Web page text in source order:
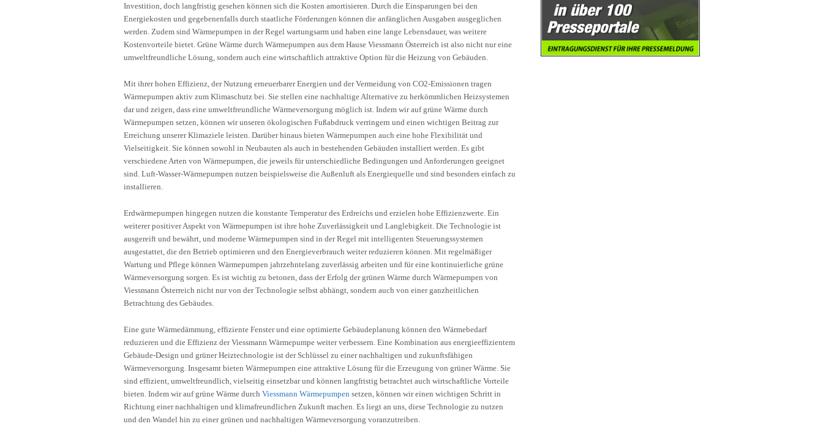
Investition, doch langfristig gesehen können sich die Kosten amortisieren. Durch die Einsparungen bei den
Energiekosten und gegebenenfalls durch staatliche Förderungen können die anfänglichen Ausgaben ausgeglichen
werden. Zudem sind Wärmepumpen in der Regel wartungsarm und haben eine lange Lebensdauer, was weitere
Kostenvorteile bietet. Grüne Wärme durch Wärmepumpen aus dem Hause Viessmann Österreich ist also nicht nur eine
umweltfreundliche Lösung, sondern auch eine wirtschaftlich attraktive Option für die Heizung von Gebäuden.
Mit ihrer hohen Effizienz, der Nutzung erneuerbarer Energien und der Vermeidung von CO2-Emissionen tragen
Wärmepumpen aktiv zum Klimaschutz bei. Sie stellen eine nachhaltige Alternative zu herkömmlichen Heizsystemen
dar und zeigen, dass eine umweltfreundliche Wärmeversorgung möglich ist. Indem wir auf grüne Wärme durch
Wärmepumpen setzen, können wir unseren ökologischen Fußabdruck verringern und einen wichtigen Beitrag zur
Erreichung unserer Klimaziele leisten. Darüber hinaus bieten Wärmepumpen auch eine hohe Flexibilität und
Vielseitigkeit. Sie können sowohl in Neubauten als auch in bestehenden Gebäuden installiert werden. Es gibt
verschiedene Arten von Wärmepumpen, die jeweils für unterschiedliche Bedingungen und Anforderungen geeignet
sind. Luft-Wasser-Wärmepumpen nutzen beispielsweise die Außenluft als Energiequelle und sind besonders einfach zu
installieren.
Erdwärmepumpen hingegen nutzen die konstante Temperatur des Erdreichs und erzielen hohe Effizienzwerte. Ein
weiterer positiver Aspekt von Wärmepumpen ist ihre hohe Zuverlässigkeit und Langlebigkeit. Die Technologie ist
ausgereift und bewährt, und moderne Wärmepumpen sind in der Regel mit intelligenten Steuerungssystemen
ausgestattet, die den Betrieb optimieren und den Energieverbrauch weiter reduzieren können. Mit regelmäßiger
Wartung und Pflege können Wärmepumpen jahrzehntelang zuverlässig arbeiten und für eine kontinuierliche grüne
Wärmeversorgung sorgen. Es ist wichtig zu betonen, dass der Erfolg der grünen Wärme durch Wärmepumpen von
Viessmann Österreich nicht nur von der Technologie selbst abhängt, sondern auch von einer ganzheitlichen
Betrachtung des Gebäudes.
Eine gute Wärmedämmung, effiziente Fenster und eine optimierte Gebäudeplanung können den Wärmebedarf
reduzieren und die Effizienz der Viessmann Wärmepumpe weiter verbessern. Eine Kombination aus energieeffizientem
Gebäude-Design und grüner Heiztechnologie ist der Schlüssel zu einer nachhaltigen und zukunftsfähigen
Wärmeversorgung. Insgesamt bieten Wärmepumpen eine attraktive Lösung für die Erzeugung von grüner Wärme. Sie
sind effizient, umweltfreundlich, vielseitig einsetzbar und können langfristig betrachtet auch wirtschaftliche Vorteile
bieten. Indem wir auf grüne Wärme durch Viessmann Wärmepumpen setzen, können wir einen wichtigen Schritt in
Richtung einer nachhaltigen und klimafreundlichen Zukunft machen. Es liegt an uns, diese Technologie zu nutzen
und den Wandel hin zu einer grünen und nachhaltigen Wärmeversorgung voranzutreiben.